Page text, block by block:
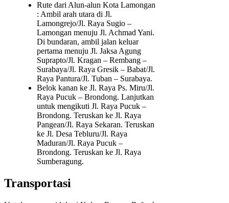
Rute dari Alun-alun Kota Lamongan
: Ambil arah utara di Jl.
Lamongrejo/Jl. Raya Sugio –
Lamongan menuju Jl. Achmad Yani.
Di bundaran, ambil jalan keluar
pertama menuju Jl. Jaksa Agung
Suprapto/Jl. Kragan – Rembang –
Surabaya/Jl. Raya Gresik – Babat/Jl.
Raya Pantura/Jl. Tuban – Surabaya.
Belok kanan ke Jl. Raya Ps. Miru/Jl.
Raya Pucuk – Brondong. Lanjutkan
untuk mengikuti Jl. Raya Pucuk –
Brondong. Teruskan ke Jl. Raya
Pangean/Jl. Raya Sekaran. Teruskan
ke Jl. Desa Tebluru/Jl. Raya
Maduran/Jl. Raya Pucuk –
Brondong. Teruskan ke Jl. Raya
Sumberagung.
Transportasi